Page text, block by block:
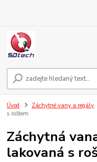
Úvod Záchytné vany a regály
s roštem
Záchytná
lakovaná s